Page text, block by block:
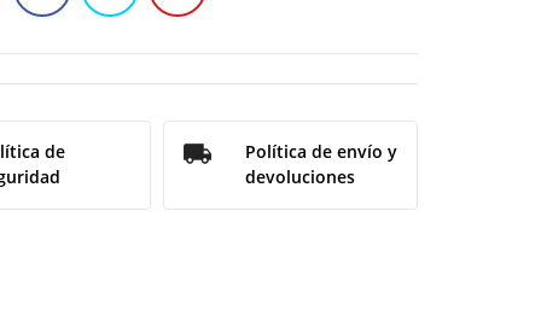
de
Política de envío y
devoluciones